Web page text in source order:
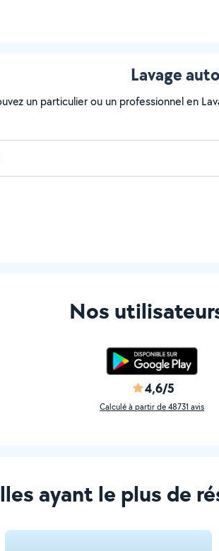
Lavage
un particulier ou un professionnel en
Nos
4,6/5
Calculé à partir de 48731 avis
ayant le plus de